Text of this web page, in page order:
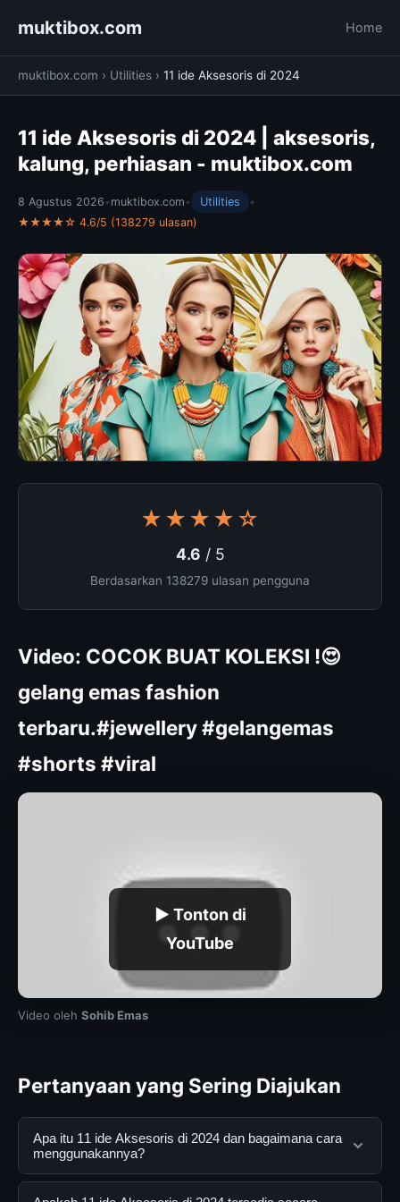
muktibox.com Home
muktibox.com › Utilities › 11 ide Aksesoris di 2024
11 ide Aksesoris di 2024 | aksesoris,
kalung, perhiasan - muktibox.com
8 Agustus 2026 • muktibox.com • Utilities
•
★★★★☆ 4.6/5 (138279 ulasan)
★★★★☆
4.6 / 5
Berdasarkan 138279 ulasan pengguna
Video: COCOK BUAT KOLEKSI !😍
gelang emas fashion
terbaru.#jewellery #gelangemas
#shorts #viral
▶ Tonton di
YouTube
Video oleh Sohib Emas
Pertanyaan yang Sering Diajukan
Apa itu 11 ide Aksesoris di 2024 dan bagaimana cara
menggunakannya?
11 ide Aksesoris di 2024 adalah layanan digital yang